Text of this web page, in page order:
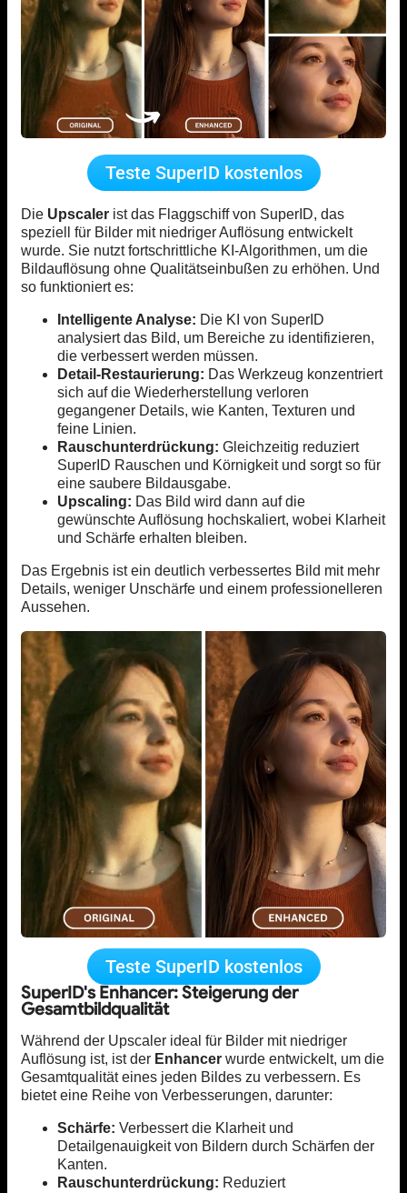
Teste SuperID kostenlos
Die Upscaler ist das Flaggschiff von SuperID, das
speziell für Bilder mit niedriger Auflösung entwickelt
wurde. Sie nutzt fortschrittliche KI-Algorithmen, um die
Bildauflösung ohne Qualitätseinbußen zu erhöhen. Und
so funktioniert es:
Intelligente Analyse: Die KI von SuperID
analysiert das Bild, um Bereiche zu identifizieren,
die verbessert werden müssen.
Detail-Restaurierung: Das Werkzeug konzentriert
sich auf die Wiederherstellung verloren
gegangener Details, wie Kanten, Texturen und
feine Linien.
Rauschunterdrückung: Gleichzeitig reduziert
SuperID Rauschen und Körnigkeit und sorgt so für
eine saubere Bildausgabe.
Upscaling: Das Bild wird dann auf die
gewünschte Auflösung hochskaliert, wobei Klarheit
und Schärfe erhalten bleiben.
Das Ergebnis ist ein deutlich verbessertes Bild mit mehr
Details, weniger Unschärfe und einem professionelleren
Aussehen.
Teste SuperID kostenlos
SuperID's Enhancer: Steigerung der
Gesamtbildqualität
Während der Upscaler ideal für Bilder mit niedriger
Auflösung ist, ist der Enhancer wurde entwickelt, um die
Gesamtqualität eines jeden Bildes zu verbessern. Es
bietet eine Reihe von Verbesserungen, darunter:
Schärfe: Verbessert die Klarheit und
Detailgenauigkeit von Bildern durch Schärfen der
Kanten.
Rauschunterdrückung: Reduziert